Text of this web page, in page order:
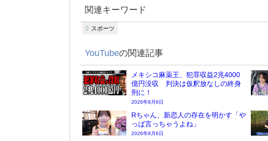
関連キーワード
スポーツ
YouTubeの関連記事
メキシコ麻薬王、犯罪収益2兆4000
億円没収 判決は仮釈放なしの終身
刑に！
2026年8月6日
Rちゃん、新恋人の存在を明かす「や
っぱ言っちゃうよね」
2026年8月6日